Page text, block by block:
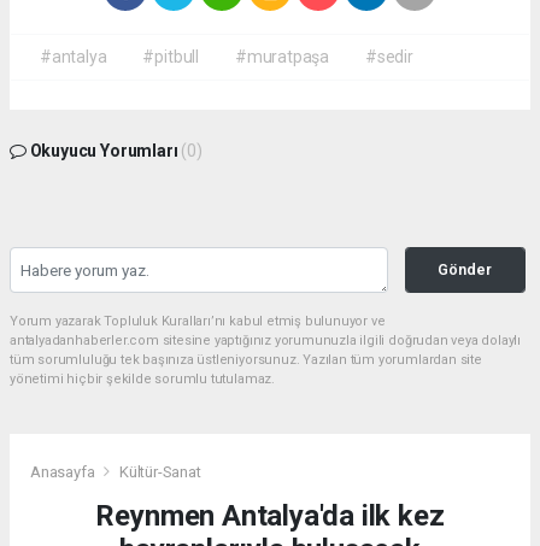
#antalya #pitbull #muratpaşa #sedir
Okuyucu Yorumları (0)
Gönder
Yorum yazarak Topluluk Kuralları’nı kabul etmiş bulunuyor ve
antalyadanhaberler.com sitesine yaptığınız yorumunuzla ilgili doğrudan veya dolaylı
tüm sorumluluğu tek başınıza üstleniyorsunuz. Yazılan tüm yorumlardan site
yönetimi hiçbir şekilde sorumlu tutulamaz.
Anasayfa Kültür-Sanat
Reynmen Antalya'da ilk kez